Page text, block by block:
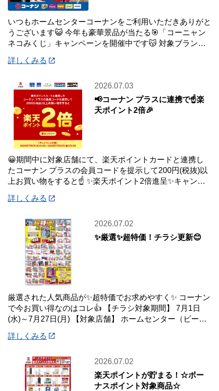
いつもホームセンターコーナンをご利用いただきありがと
うございます😺 今年も豪華景品が当たる🎯「コーニャン
ネコみくじ」キャンペーンを開催中です😽 対象ブランド
詳しくみる
2026.07.03
📢コーナン プラスに連携で☝️楽
天ポイント2倍🎉
😀期間中に対象店舗にて、楽天ポイントカードと連携し
たコーナン プラスの会員コードを提示して200円(税抜)以
上お買い物をすると☝️ ✨楽天ポイント2倍進呈✨キャンペ
詳しくみる
2026.07.02
✨厳選✨超特価！チラシ更新😊
厳選された人気商品が✨超特価でお求めやすく✨ コーナン
で今お買い得なのはコレ👍 【チラシ対象期間】 7月1日
(水)～7月27日(月) 【対象店舗】 ホームセンター（ビーバ
詳しくみる
2026.07.02
楽天ポイントが貯まる！☆ボー
ナスポイント対象商品☆